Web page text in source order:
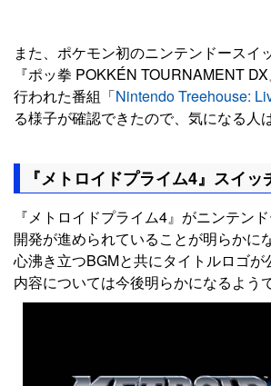
また、ポケモン初のニンテンドースイ
『ポッ拳 POKKÉN TOURNAMENT
行われた番組「Nintendo Treehouse:
る様子が確認できたので、気になる人
『メトロイドプライム4』スイッ
『メトロイドプライム4』がニンテン
開発が進められていることが明らかに
心沸き立つBGMと共にタイトルロゴが
内容については今後明らかになるようで